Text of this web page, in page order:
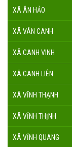
XÃ ÂN HẢO
XÃ VÂN CANH
XÃ CANH VINH
XÃ CANH LIÊN
XÃ VĨNH THẠNH
XÃ VĨNH THỊNH
XÃ VĨNH QUANG